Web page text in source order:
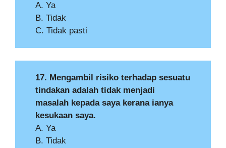
A. Ya
B. Tidak
C. Tidak pasti
17. Mengambil risiko terhadap sesuatu
tindakan adalah tidak menjadi
masalah kepada saya kerana ianya
kesukaan saya.
A. Ya
B. Tidak